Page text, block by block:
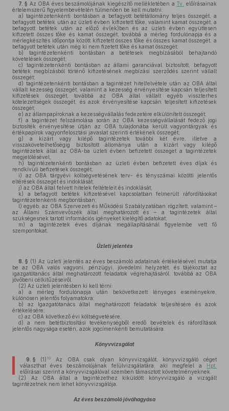
7. § Az OBA éves beszámolójának kiegészítő mellékletében a Tv.
előírásainak
értelemszerű figyelembevételén túlmenően be kell mutatni:
a) tagintézetenkénti bontásban a befagyott betétállomány teljes összegét, a
befagyott betétek után az üzleti évben kifizetett tőke, valamint kamat összegét, a
befagyott betétek után az előző év(ek)ben és az üzleti évben együttesen
kifizetett összes tőke és kamat összegét, továbbá a mérleg fordulónapja és a
mérlegkészítés időpontja között kifizetett összes tőke és összes kamat összegét, a
befagyott betétek után még ki nem fizetett tőke és kamat összegét;
b) tagintézetenkénti bontásban a betétesek megbízásából behajtandó
követelések összegét;
c) tagintézetenkénti bontásban az állami garanciával biztosított, befagyott
betétek megbízásból történő kifizetésének megbízási szerződés szerint vállalt
összegét;
d) tagintézetenkénti bontásban a tagintézet hitelfelvétele után az OBA által
vállalt kezesség összegét, valamint a kezesség érvényesítése kapcsán teljesített
kifizetések összegét, továbbá az OBA által vállalt egyéb visszterhes
kötelezettségek összegét, és azok érvényesítése kapcsán teljesített kifizetések
összegét;
e) az állampapíroknak a kezességvállalás fedezetére elkülönített összegét;
f) a tagintézet felszámolása során az OBA kezességvállalását fedező jogi
biztosíték érvényesítése útján az OBA tulajdonába került vagyontárgyak és
értékpapírok vagyonfelosztási javaslat szerinti értékének összegét;
g) a kizárt vagy kilépő tagintézetek további két évre, illetve a
visszakövetelhetőségig biztosított állománya után a kizárt vagy kilépő
tagintézetek által az OBA-ba üzleti évben befizetett összeget a tagintézetek
megjelölésével;
h) tagintézetenkénti bontásban az üzleti évben befizetett éves díjak és
rendkívüli befizetések összegét;
i) az OBA tárgyévi költségvetésének terv- és tényszámai közötti jelentős
eltérések összegét és indoklását;
j) az OBA által felvett hitelek feltételeit és indoklását;
k) a befagyott betétek kifizetésével kapcsolatban felmerült ráfordításokat
tagintézetenkénti megbontásban;
l) egyéb, az OBA Szervezeti és Működési Szabályzatában rögzített, valamint –
az Állami Számvevőszék által meghatározott és – a tagintézetek által
szükségesnek tartott információs igényeket kielégítő adatokat;
m) a tagintézetek éves díjának megállapításánál figyelembe vett fő
szempontokat.
Üzleti jelentés
8. § (1) Az üzleti jelentés az éves beszámoló adatainak értékelésével mutatja
be az OBA valós vagyoni, pénzügyi, jövedelmi helyzetét, és tájékoztat az
igazgatótanács által meghatározott feladatok végrehajtásáról, továbbá az OBA
jövőbeni célkitűzéseiről.
(2) Az üzleti jelentésben ki kell térni:
a) a mérleg fordulónapja után bekövetkezett lényeges eseményekre,
különösen jelentős folyamatokra;
b) az Igazgatótanács által meghatározott feladatok teljesítésére és azok
értékelésére;
c) az OBA következő évi költségvetésére;
d) a nem betétbiztosítási tevékenységből eredő bevételek és ráfordítások
jelentős nagysága esetén, azok jogcímenkénti bemutatására.
Könyvvizsgálat
9. § (1) 10
Az OBA csak olyan könyvvizsgálót, könyvvizsgáló céget
választhat éves beszámolójának felülvizsgálatára, aki megfelel a Hpt.
előírásai szerint a könyvvizsgálóval szemben támasztott követelményeknek.
(2) Az OBA által a tagintézethez kiküldött könyvvizsgáló a vizsgált
tagintézetnek nem lehet könyvvizsgálója.
Az éves beszámoló jóváhagyása